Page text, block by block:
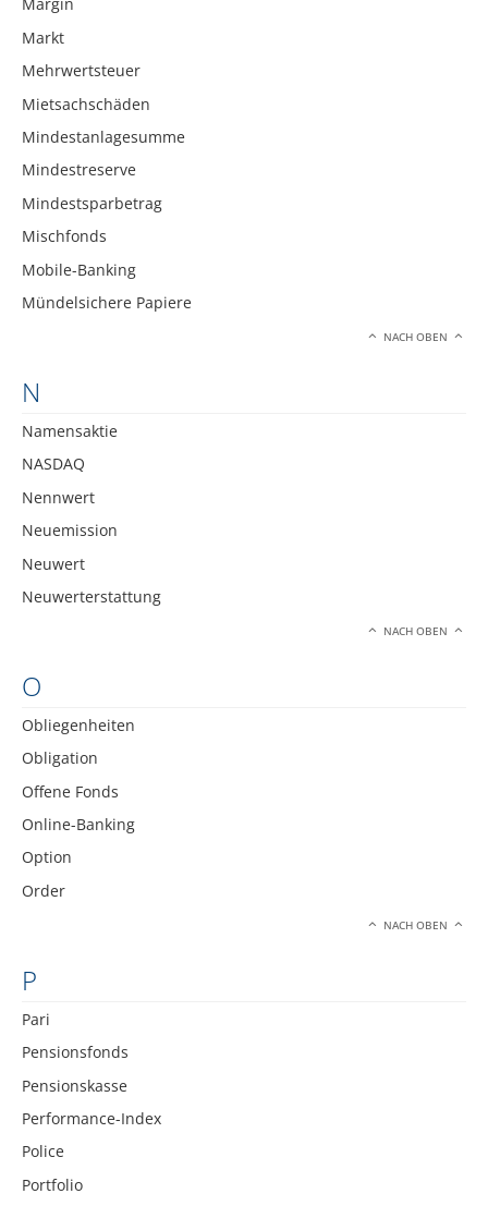
Margin
Markt
Mehrwertsteuer
Mietsachschäden
Mindestanlagesumme
Mindestreserve
Mindestsparbetrag
Mischfonds
Mobile-Banking
Mündelsichere Papiere
NACH OBEN
N
Namensaktie
NASDAQ
Nennwert
Neuemission
Neuwert
Neuwerterstattung
NACH OBEN
O
Obliegenheiten
Obligation
Offene Fonds
Online-Banking
Option
Order
NACH OBEN
P
Pari
Pensionsfonds
Pensionskasse
Performance-Index
Police
Portfolio